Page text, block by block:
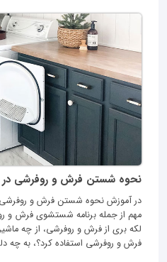
نحوه شستن فرش و روفرشی در
در آموزش نحوه شستن فرش و روفرشی
مهم از جمله برنامه شستشوی فرش و
لکه بری از فرش و روفرشی، از چه
فرش و روفرشی استفاده کرد؟، به چه